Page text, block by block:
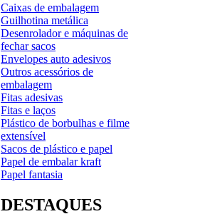
Caixas de embalagem
Guilhotina metálica
Desenrolador e máquinas de
fechar sacos
Envelopes auto adesivos
Outros acessórios de
embalagem
Fitas adesivas
Fitas e laços
Plástico de borbulhas e filme
extensível
Sacos de plástico e papel
Papel de embalar kraft
Papel fantasia
DESTAQUES